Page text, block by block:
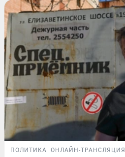
ПОЛИТИКА ОНЛАЙН-ТРАНСЛЯЦИЯ